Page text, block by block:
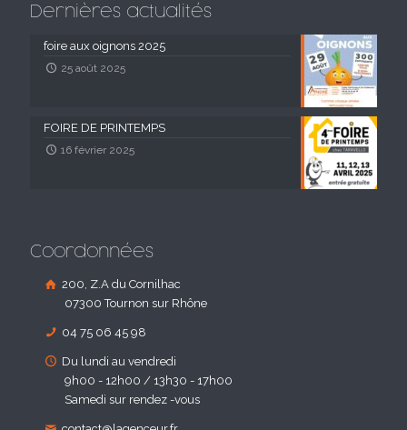
Dernières actualités
foire aux oignons 2025
25 août 2025
FOIRE DE PRINTEMPS
16 février 2025
Coordonnées
200, Z.A du Cornilhac
07300 Tournon sur Rhône
04 75 06 45 98
Du lundi au vendredi
9h00 - 12h00 / 13h30 - 17h00
Samedi sur rendez -vous